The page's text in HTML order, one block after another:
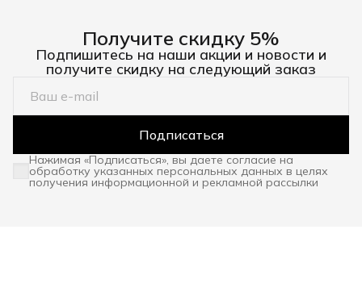
Получите скидку 5%
Подпишитесь на наши акции и новости и
получите скидку на следующий заказ
Подписаться
Нажимая «Подписаться», вы даете согласие на
обработку указанных персональных данных в целях
получения информационной и рекламной рассылки